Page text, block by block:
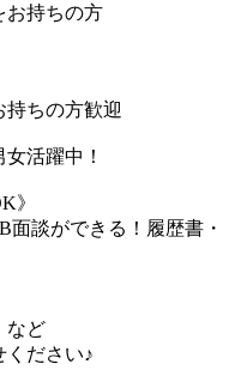
持ちの方
ちの方歓迎
活躍中！
》
談ができる！履歴書・
など
ください♪